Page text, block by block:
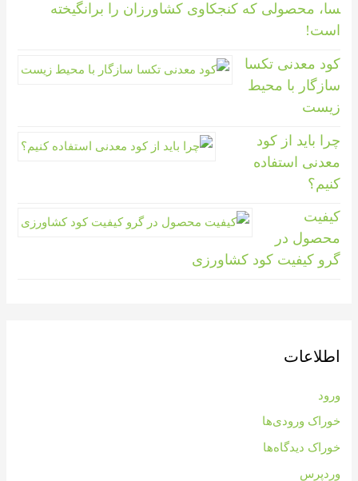
سا، محصولی که کنجکاوی کشاورزان را برانگیخته
است!
کود معدنی تکسا
سازگار با محیط
زیست
چرا باید از کود
معدنی استفاده
کنیم؟
کیفیت
محصول در
گرو کیفیت کود کشاورزی
اطلاعات
ورود
خوراک ورودی‌ها
خوراک دیدگاه‌ها
وردپرس